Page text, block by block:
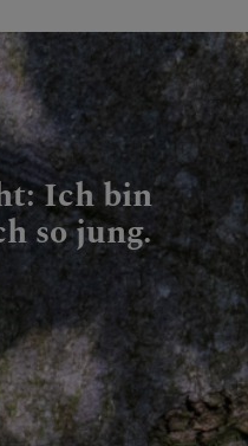
Ich bin
so jung.